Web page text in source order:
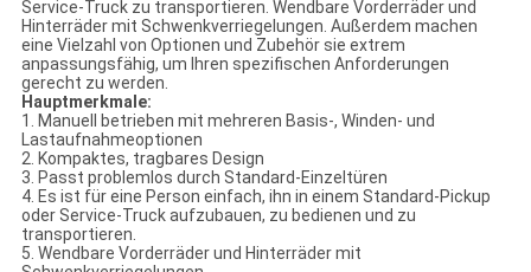
Service-Truck zu transportieren. Wendbare Vorderräder und
Hinterräder mit Schwenkverriegelungen. Außerdem machen
eine Vielzahl von Optionen und Zubehör sie extrem
anpassungsfähig, um Ihren spezifischen Anforderungen
gerecht zu werden.
Hauptmerkmale:
1. Manuell betrieben mit mehreren Basis-, Winden- und
Lastaufnahmeoptionen
2. Kompaktes, tragbares Design
3. Passt problemlos durch Standard-Einzeltüren
4. Es ist für eine Person einfach, ihn in einem Standard-Pickup
oder Service-Truck aufzubauen, zu bedienen und zu
transportieren.
5. Wendbare Vorderräder und Hinterräder mit